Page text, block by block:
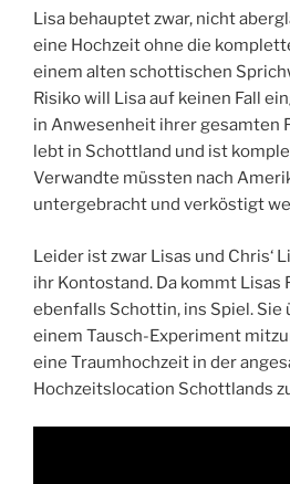
Lisa behauptet zwar, nicht
eine Hochzeit ohne die
einem alten schottischen
Risiko will Lisa auf keinen Fall
in Anwesenheit ihrer gesamten
lebt in Schottland und ist
Verwandte müssten nach
untergebracht und verköstigt
Leider ist zwar Lisas und Chris‘
ihr Kontostand. Da kommt Lisas
ebenfalls Schottin, ins Spiel. Sie
einem Tausch-Experiment
eine Traumhochzeit in der
Hochzeitslocation Schottlands